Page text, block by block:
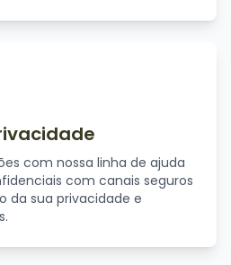
com nossa linha de ajuda
com canais seguros
da sua privacidade e